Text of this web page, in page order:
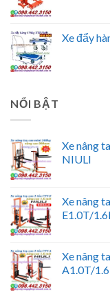
Xe đẩy
NỔI BẬT
Xe nâng
NIULI
Xe nâng
E1.0T/
Xe nâng
A1.0T/